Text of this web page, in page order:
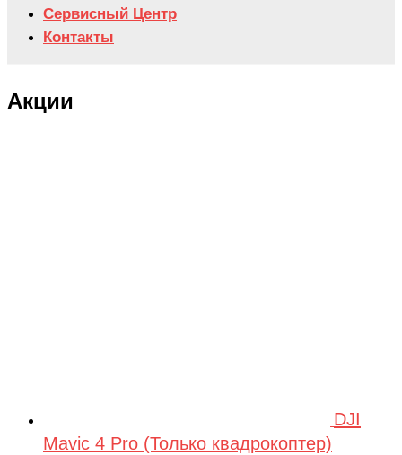
Сервисный Центр
Контакты
Акции
DJI
Mavic 4 Pro (Только квадрокоптер)